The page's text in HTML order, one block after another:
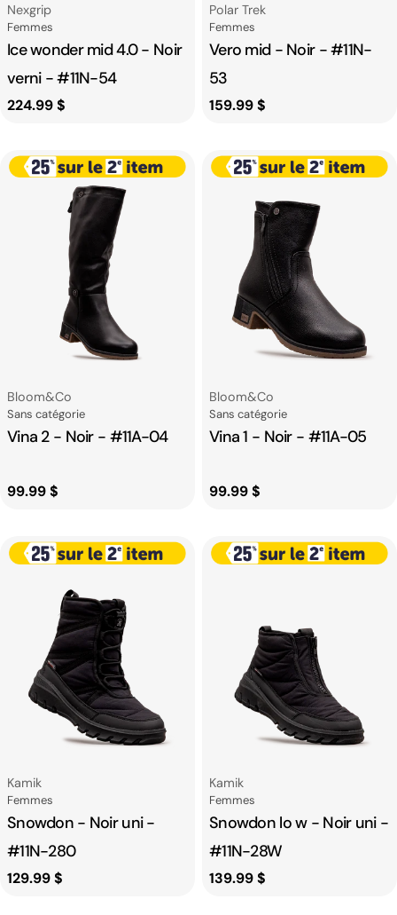
Fournisseur:
Nexgrip
Catégorie
Femmes
Ice wonder mid 4.0 - Noir
verni - #11N-54
Prix
224.99 $
Fournisseur:
Polar Trek
Catégorie
Femmes
Vero mid - Noir - #11N-
53
Prix
159.99 $
Fournisseur:
Bloom&co
Catégorie
Sans catégorie
Vina 2 - Noir - #11A-04
Prix
99.99 $
Fournisseur:
Bloom&co
Catégorie
Sans catégorie
Vina 1 - Noir - #11A-05
Prix
99.99 $
Fournisseur:
Kamik
Catégorie
Femmes
Snowdon - Noir uni -
#11N-280
Prix
129.99 $
Fournisseur:
Kamik
Catégorie
Femmes
Snowdon lo w - Noir uni -
#11N-28W
Prix
139.99 $